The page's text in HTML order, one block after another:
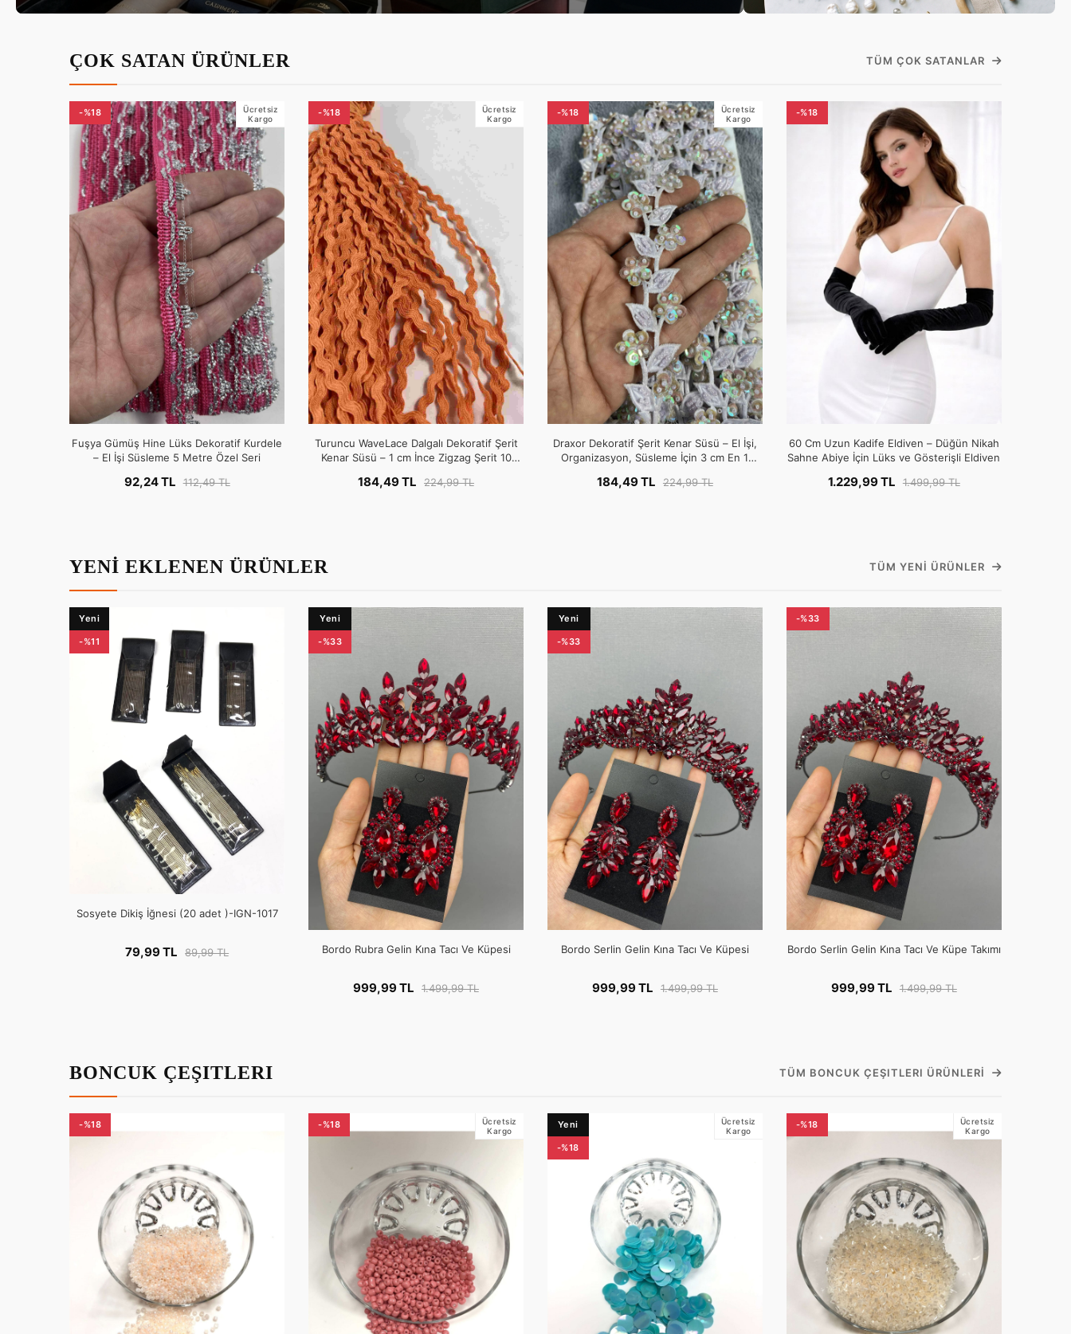
ÇOK SATAN ÜRÜNLER TÜM ÇOK SATANLAR
-%18
Ücretsiz
Kargo
Fuşya Gümüş Hine Lüks Dekoratif Kurdele
– El İşi Süsleme 5 Metre Özel Seri
92,24 TL 112,49 TL
-%18
Ücretsiz
Kargo
Turuncu WaveLace Dalgalı Dekoratif Şerit
Kenar Süsü – 1 cm İnce Zigzag Şerit 10
184,49 TL 224,99 TL
-%18
Ücretsiz
Kargo
Draxor Dekoratif Şerit Kenar Süsü – El İşi,
Organizasyon, Süsleme İçin 3 cm En 1
184,49 TL 224,99 TL
-%18
60 Cm Uzun Kadife Eldiven – Düğün Nikah
Sahne Abiye İçin Lüks ve Gösterişli Eldiven
1.229,99 TL 1.499,99 TL
YENİ EKLENEN ÜRÜNLER TÜM YENI ÜRÜNLER
Yeni
-%11
Sosyete Dikiş İğnesi (20 adet )-IGN-1017
79,99 TL 89,99 TL
Yeni
-%33
Bordo Rubra Gelin Kına Tacı Ve Küpesi
999,99 TL 1.499,99 TL
Yeni
-%33
Bordo Serlin Gelin Kına Tacı Ve Küpesi
999,99 TL 1.499,99 TL
-%33
Bordo Serlin Gelin Kına Tacı Ve Küpe Takımı
999,99 TL 1.499,99 TL
BONCUK ÇEŞITLERI TÜM BONCUK ÇEŞITLERI ÜRÜNLERI
-%18 -%18
Ücretsiz
Kargo
Yeni
-%18
Ücretsiz
Kargo
-%18
Ücretsiz
Kargo